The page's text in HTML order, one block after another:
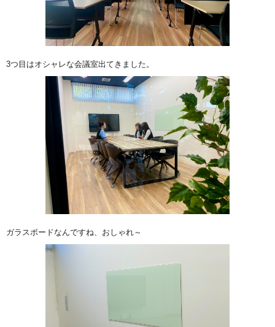
3つ目はオシャレな会議室出てきました。
ガラスボードなんですね、おしゃれ～